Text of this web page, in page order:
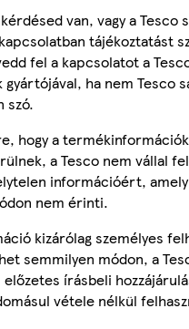
van, vagy a Tesco
tájékoztatást
fel a kapcsolatot a
gyártójával, ha nem Tesco
szó.
hogy a
a Tesco nem vállal
információért, amely
nem érinti.
kizárólag személyes
semmilyen módon, a
írásbeli
vétele nélkül